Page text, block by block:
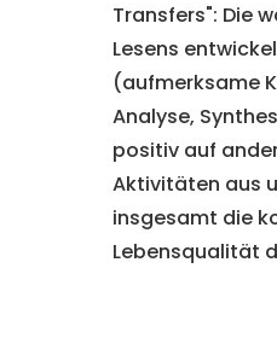
Transfers": Die
Lesens
(aufmerksame
Analyse,
positiv auf
Aktivitäten aus
insgesamt die
Lebensqualität